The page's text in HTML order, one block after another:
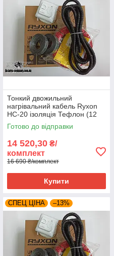
Тонкий двожильний
нагрівальний кабель Ryxon
HC-20 ізоляція Тефлон (12
м.кв) серія RTC 70.26
Готово до відправки
14 520,30 ₴/
комплект
16 690 ₴/комплект
Купити
СПЕЦ ЦІНА –13%